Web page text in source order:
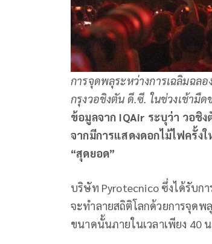
การจุดพลุระหว่างการเฉลิมฉล
กรุงวอชิงตัน ดี.ซี. ในช่วงเช้ามื
ข้อมูลจาก IQAir ระบุว่า วอชิ
จากมีการแสดงดอกไม้ไฟครั้
“สุดยอด”
บริษัท Pyrotecnico ซึ่งได้รับกา
จะทำลายสถิติโลกด้วยการจุด
ขนาดนั้นภายในเวลาเพียง 40